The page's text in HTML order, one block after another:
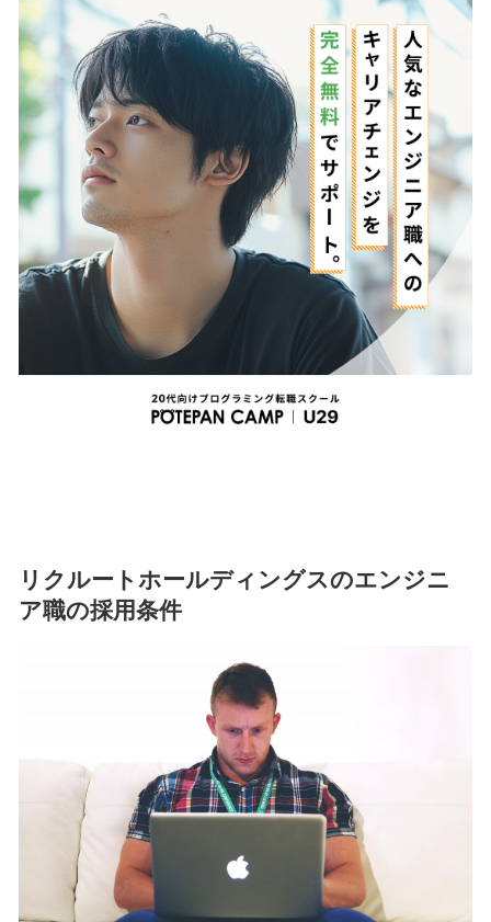
リクルートホールディングスのエンジニ
ア職の採用条件